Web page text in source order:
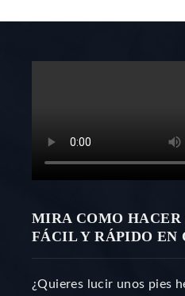
MIRA COMO HACER
FÁCIL Y RÁPIDO EN
¿Quieres lucir unos pies